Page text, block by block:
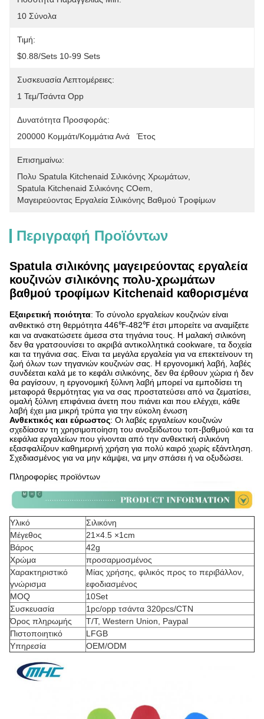
10 Σύνολα
Τιμή:
$0.88/sets 10-99 Sets
Συσκευασία Λεπτομέρειες:
1 Τεμ/τσάντα Opp
Δυνατότητα Προσφοράς:
200000 Κομμάτι/κομμάτια Ανά   Έτος
Επισημαίνω:
Πολυ Spatula Kitchenaid Σιλικόνης Χρωμάτων
Spatula Kitchenaid Σιλικόνης COem
Μαγειρεύοντας Εργαλεία Σιλικόνης Βαθμού Τροφίμων
Περιγραφή Προϊόντων
Spatula σιλικόνης μαγειρεύοντας εργαλεία
κουζινών σιλικόνης πολυ-χρωμάτων
βαθμού τροφίμων Kitchenaid καθορισμένα
Εξαιρετική ποιότητα: Το σύνολο εργαλείων κουζινών είναι
ανθεκτικό στη θερμότητα 446℉-482℉ έτσι μπορείτε να αναμίξετε
και να ανακατώσετε άμεσα στα τηγάνια τους. Η μαλακή σιλικόνη
δεν θα γρατσουνίσει το ακριβά αντικολλητικά cookware, τα δοχεία
και τα τηγάνια σας. Είναι τα μεγάλα εργαλεία για να επεκτείνουν τη
ζωή όλων των τηγανιών κουζινών σας. Η εργονομική λαβή, λαβές
συνδέεται καλά με το κεφάλι σιλικόνης, δεν θα έρθουν χώρια ή δεν
θα ραγίσουν, η εργονομική ξύλινη λαβή μπορεί να εμποδίσει τη
μεταφορά θερμότητας για να σας προστατεύσει από να ζεματίσει,
ομαλή ξύλινη επιφάνεια άνετη που πιάνει και που ελέγχει, κάθε
λαβή έχει μια μικρή τρύπα για την εύκολη ένωση
Ανθεκτικός και εύρωστος: Οι λαβές εργαλείων κουζινών
σχεδίασαν τη χρησιμοποίηση του ανοξείδωτου τοπ-βαθμού και τα
κεφάλια εργαλείων που γίνονται από την ανθεκτική σιλικόνη
εξασφαλίζουν καθημερινή χρήση για πολύ καιρό χωρίς εξάντληση.
Σχεδιασμένος για να μην κάμψει, να μην σπάσει ή να οξυδώσει.
Πληροφορίες προϊόντων
Υλικό
Σιλικόνη
Μέγεθος
21×4.5 ×1cm
Βάρος
42g
Χρώμα
προσαρμοσμένος
Χαρακτηριστικό
γνώρισμα
Μίας χρήσης, φιλικός προς το περιβάλλον,
εφοδιασμένος
MOQ
10Set
Συσκευασία
1pc/opp τσάντα 320pcs/CTN
Όρος πληρωμής
T/T, Western Union, Paypal
Πιστοποιητικό
LFGB
Υπηρεσία
OEM/ODM